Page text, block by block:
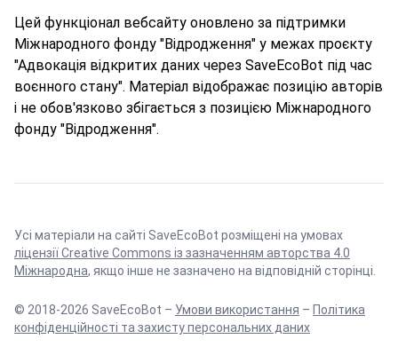
Цей функціонал вебсайту оновлено за підтримки
Міжнародного фонду "Відродження" у межах проєкту
"Адвокація відкритих даних через SaveEcoBot під час
воєнного стану". Матеріал відображає позицію авторів
і не обов'язково збігається з позицією Міжнародного
фонду "Відродження".
Усі матеріали на сайті SaveEcoBot розміщені на умовах
ліцензії Creative Commons із зазначенням авторства 4.0
Міжнародна, якщо інше не зазначено на відповідній сторінці.
© 2018-2026 SaveEcoBot – Умови використання – Політика
конфіденційності та захисту персональних даних